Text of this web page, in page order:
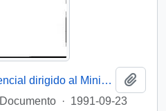
[Oficio del Asesor Presidencial dirigido al Ministro de Educación]
Documento · 1991-09-23